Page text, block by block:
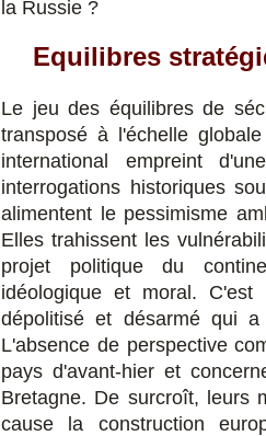
la Russie ?
Equilibres
Le jeu des équilibres de
transposé à l'échelle
international empreint
interrogations historiques
alimentent le pessimisme
Elles trahissent les
projet politique du
idéologique et moral. C'est
dépolitisé et désarmé qui
L'absence de perspective
pays d'avant-hier et
Bretagne. De surcroît, leurs
cause la construction